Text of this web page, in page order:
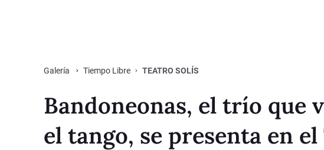
Galería Tiempo Libre TEATRO SOLÍS
Bandoneonas, el trío que
el tango, se presenta en